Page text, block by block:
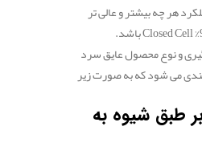
هر چه بیشتر و عالی تر
و نوع محصول عایق سرد
می شود که به صورت زیر
طبق شیوه به